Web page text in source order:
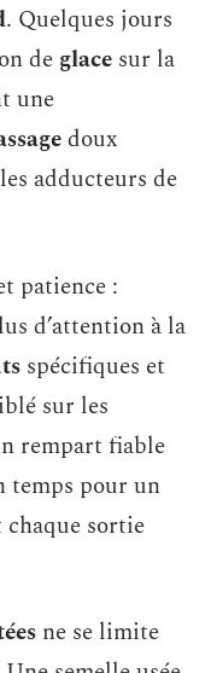
. Quelques jours
de glace sur la
une
doux
adducteurs de
patience :
d’attention à la
spécifiques et
sur les
rempart fiable
temps pour un
sortie
ne se limite